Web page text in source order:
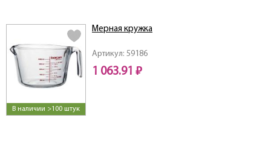
В наличии >100 штук
Артикул: 59186
Мерная кружка
1 063.91 ₽